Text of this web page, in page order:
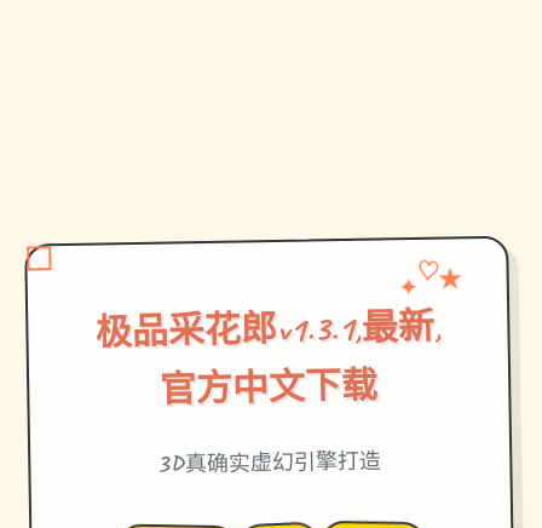
极品采花郎v1.3.1,最新,
官方中文下载
✦♡★
3D真确实虚幻引擎打造